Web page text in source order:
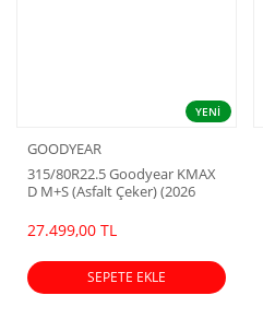
YENİ
GOODYEAR
315/80R22.5 Goodyear KMAX
D M+S (Asfalt Çeker) (2026
27.499,00 TL
SEPETE EKLE